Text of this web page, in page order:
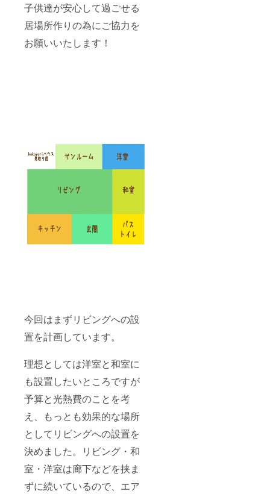
子供達が安心して過ごせる
居場所作りの為にご協力を
お願いいたします！
今回はまずリビングへの設
置を計画しています。
理想としては洋室と和室に
も設置したいところですが
予算と光熱費のことを考
え、もっとも効果的な場所
としてリビングへの設置を
決めました。リビング・和
室・洋室は廊下などを挟ま
ずに続いているので、エア